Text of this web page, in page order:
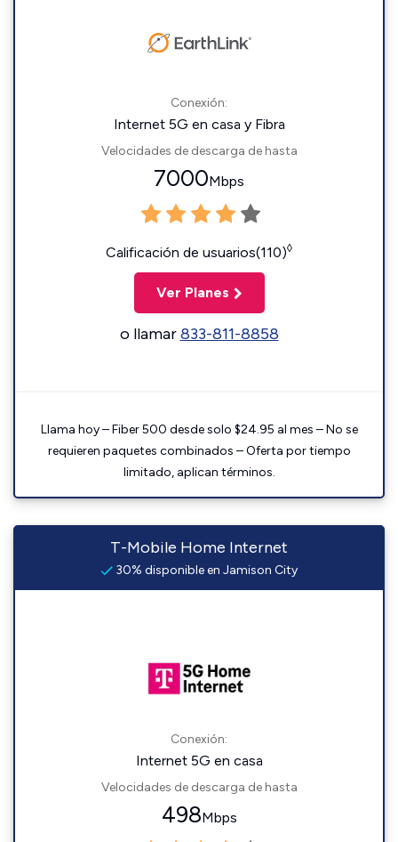
Conexión:
Internet 5G en casa y Fibra
Velocidades de descarga de hasta
7000Mbps
Calificación de usuarios(110)◊
Ver Planes
o llamar833-811-8858
Llama hoy – Fiber 500 desde solo $24.95 al mes – No se
requieren paquetes combinados – Oferta por tiempo
limitado, aplican términos.
T-Mobile Home Internet
30% disponible en Jamison City
Conexión:
Internet 5G en casa
Velocidades de descarga de hasta
498Mbps